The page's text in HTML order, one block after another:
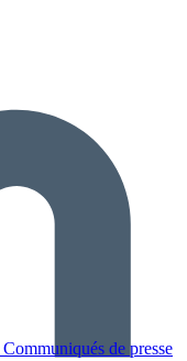
Communiqués de presse